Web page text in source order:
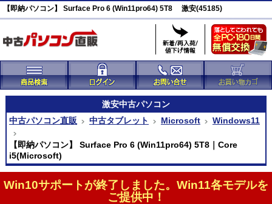
【即納パソコン】 Surface Pro 6 (Win11pro64) 5T8 激安(45185)
激安中古パソコン
中古パソコン直販
中古タブレット Microsoft Windows11
【即納パソコン】 Surface Pro 6 (Win11pro64) 5T8｜Core
i5(Microsoft)
Win10サポートが終了しました。Win11各モデルを
ご提供中！